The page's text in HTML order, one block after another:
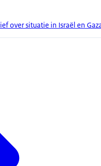
over situatie in Israël en